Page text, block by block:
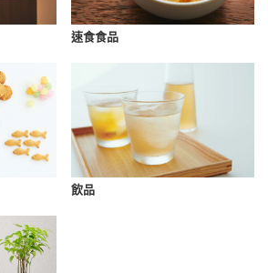
速食食品
飲品